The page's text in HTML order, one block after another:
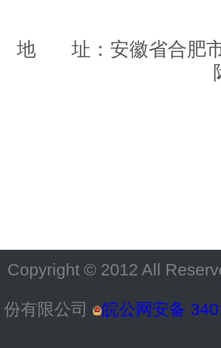
地 址：安徽省合肥市
Copyright © 2012 All
份有限公司 皖公网安备